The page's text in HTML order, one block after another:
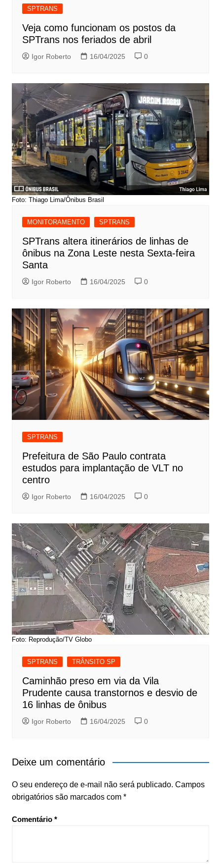
SPTRANS
Veja como funcionam os postos da
SPTrans nos feriados de abril
Igor Roberto 16/04/2025 0
Foto: Thiago Lima/Ônibus Brasil
MONITORAMENTO SPTRANS
SPTrans altera itinerários de linhas de
ônibus na Zona Leste nesta Sexta-feira
Santa
Igor Roberto 16/04/2025 0
SPTRANS
Prefeitura de São Paulo contrata
estudos para implantação de VLT no
centro
Igor Roberto 16/04/2025 0
Foto: Reprodução/TV Globo
SPTRANS TRÂNSITO SP
Caminhão preso em via da Vila
Prudente causa transtornos e desvio de
16 linhas de ônibus
Igor Roberto 16/04/2025 0
Deixe um comentário
O seu endereço de e-mail não será publicado. Campos
obrigatórios são marcados com *
Comentário *